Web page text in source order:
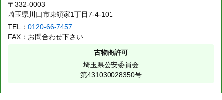
〒332-0003
埼玉県川口市東領家1丁目7-4-101
TEL：0120-66-7457
FAX：お問合わせ下さい
古物商許可
埼玉県公安委員会
第431030028350号